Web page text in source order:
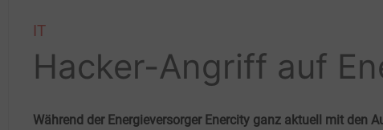
IT
Hacker-Angriff auf
Während der Energieversorger Enercity ganz aktuell mit den